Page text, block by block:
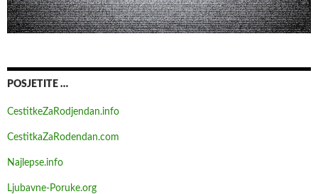
POSJETITE …
CestitkeZaRodjendan.info
CestitkaZaRodendan.com
Najlepse.info
Ljubavne-Poruke.org